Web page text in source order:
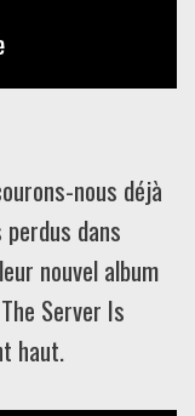
nous déjà
dans
nouvel album
Server Is
haut.